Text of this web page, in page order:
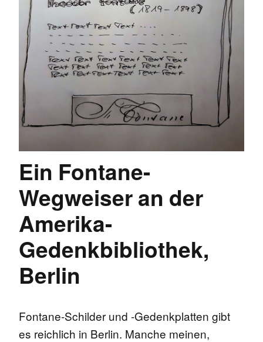
Ein Fontane-
Wegweiser an der
Amerika-
Gedenkbibliothek,
Berlin
Fontane-Schilder und -Gedenkplatten gibt
es reichlich in Berlin. Manche meinen,